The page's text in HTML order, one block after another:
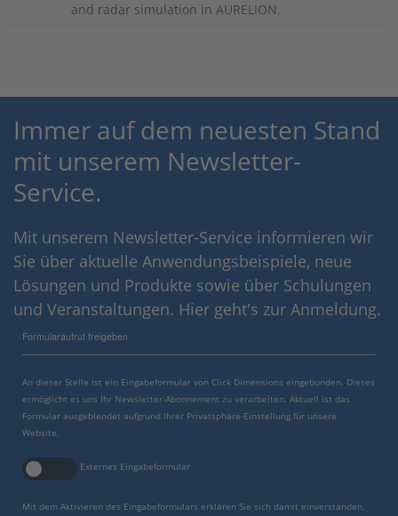
and radar simulation in AURELION.
Immer auf dem neuesten Stand
mit unserem Newsletter-
Service.
Mit unserem Newsletter-Service informieren wir
Sie über aktuelle Anwendungsbeispiele, neue
Lösungen und Produkte sowie über Schulungen
und Veranstaltungen. Hier geht's zur Anmeldung.
Formularaufruf freigeben
An dieser Stelle ist ein Eingabeformular von Click Dimensions eingebunden. Dieses
ermöglicht es uns Ihr Newsletter-Abonnement zu verarbeiten. Aktuell ist das
Formular ausgeblendet aufgrund Ihrer Privatsphäre-Einstellung für unsere
Website.
Externes Eingabeformular
Mit dem Aktivieren des Eingabeformulars erklären Sie sich damit einverstanden,